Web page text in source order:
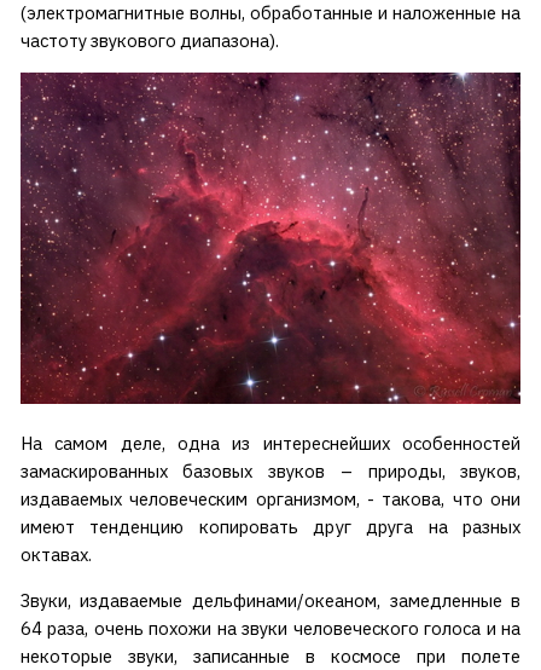
(электромагнитные волны, обработанные и наложенные на
частоту звукового диапазона).
На самом деле, одна из интереснейших особенностей
замаскированных базовых звуков – природы, звуков,
издаваемых человеческим организмом, - такова, что они
имеют тенденцию копировать друг друга на разных
октавах.
Звуки, издаваемые дельфинами/океаном, замедленные в
64 раза, очень похожи на звуки человеческого голоса и на
некоторые звуки, записанные в космосе при полете